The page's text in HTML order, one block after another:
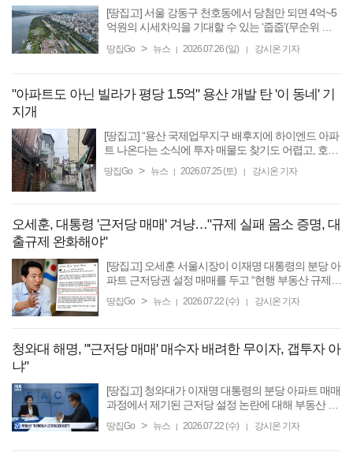
[땅집고] 서울 강동구 천호동에서 당첨만 되면 4억~5
억원의 시세차익을 기대할 수 있는 ‘줍줍’(무순위 청
하는 무순위 청약이어서 높은 경쟁률이 예상된다. 22
땅집Go > 뉴스 | 2026.07.26 (일) | 강시온 기자
"아파트도 아닌 빌라가 평당 1.5억" 용산 개발 탄 '이 동네' 기
지개
[땅집고] “용산 국제업무지구 배후지에 하이엔드 아파
트 나온다는 소식에 투자 매물도 찾기도 어렵고, 호가
산 청파동 공인중개사 대표 신모씨) 23일 오후 서울
땅집Go > 뉴스 | 2026.07.25 (토) | 강시온 기자
오세훈, 대통령 '근저당 매매' 겨냥…"규제 실패 몸소 증명, 대
출규제 완화해야"
[땅집고] 오세훈 서울시장이 이재명 대통령의 분당 아
파트 근저당권 설정 매매를 두고 “현행 부동산 규제가
례”라며 정면 비판에 나섰다. 오 시장은 22일 자신의
땅집Go > 뉴스 | 2026.07.22 (수) | 강시온 기자
청와대 해명, "'근저당 매매' 매수자 배려한 무이자, 갭투자 아
냐"
[땅집고] 청와대가 이재명 대통령의 분당 아파트 매매
과정에서 제기된 근저당 설정 논란에 대해 부동산 전
을 수개월 유예하면서도 이자를 받지 않기로 했다는
땅집Go > 뉴스 | 2026.07.22 (수) | 강시온 기자